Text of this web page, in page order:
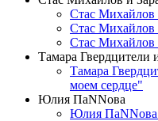
Стас Михайлов
Стас Михайлов
Стас Михайлов
Тамара Гвердцители
Тамара
моем сердце"
Юлия ПаNNова
Юлия